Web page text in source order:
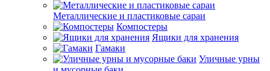
Металлические и пластиковые сараи
Компостеры
Ящики для хранения
Гамаки
Уличные урны